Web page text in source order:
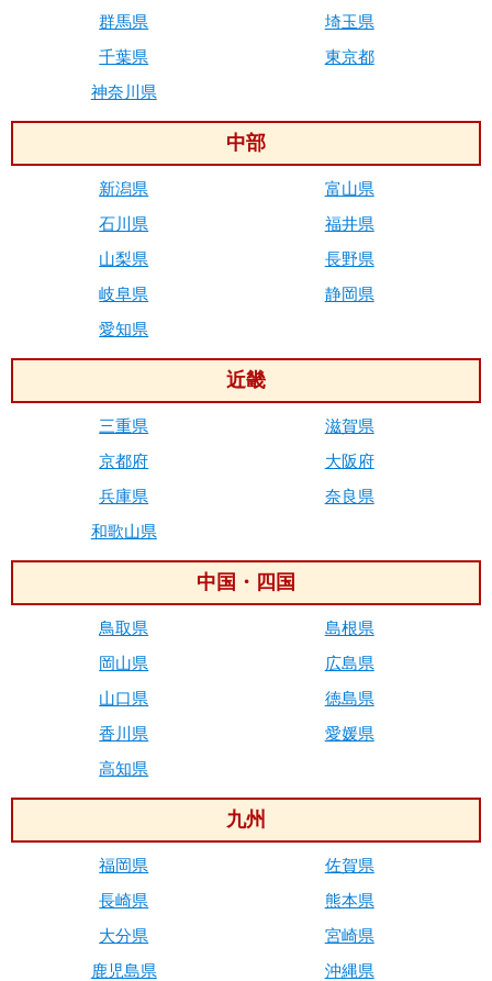
群馬県
埼玉県
千葉県
東京都
神奈川県
中部
新潟県
富山県
石川県
福井県
山梨県
長野県
岐阜県
静岡県
愛知県
近畿
三重県
滋賀県
京都府
大阪府
兵庫県
奈良県
和歌山県
中国・四国
鳥取県
島根県
岡山県
広島県
山口県
徳島県
香川県
愛媛県
高知県
九州
福岡県
佐賀県
長崎県
熊本県
大分県
宮崎県
鹿児島県
沖縄県